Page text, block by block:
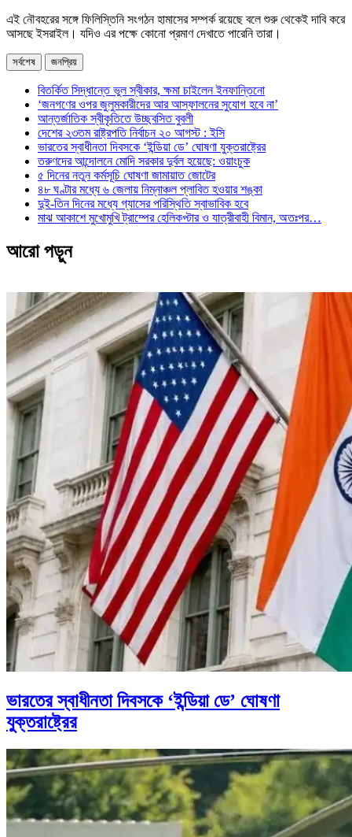
এই নৌবহরের সঙ্গে ফিলিস্তিনি সংগঠন হামাসের সম্পর্ক রয়েছে বলে শুরু থেকেই দাবি করে
আসছে ইসরাইল। যদিও এর পক্ষে কোনো প্রমাণ দেখাতে পারেনি তারা।
সর্বশেষ জনপ্রিয়
বিতর্কিত সিদ্ধান্তে ভুল স্বীকার, ক্ষমা চাইলেন ইনফান্তিনো
‘জনগণের ওপর জুলুমকারীদের আর আস্ফালনের সুযোগ হবে না’
আন্তর্জাতিক স্বীকৃতিতে উচ্ছ্বসিত বুবলী
দেশের ২৩তম রাষ্ট্রপতি নির্বাচন ২০ আগস্ট : ইসি
ভারতের স্বাধীনতা দিবসকে ‘ইন্ডিয়া ডে’ ঘোষণা যুক্তরাষ্ট্রের
তরুণদের আন্দোলনে মোদি সরকার দুর্বল হয়েছে: ওয়াংচুক
৫ দিনের নতুন কর্মসূচি ঘোষণা জামায়াত জোটের
৪৮ ঘণ্টার মধ্যে ৬ জেলায় নিম্নাঞ্চল প্লাবিত হওয়ার শঙ্কা
দুই-তিন দিনের মধ্যে গ্যাসের পরিস্থিতি স্বাভাবিক হবে
মাঝ আকাশে মুখোমুখি ট্রাম্পের হেলিকপ্টার ও যাত্রীবাহী বিমান, অতঃপর…
আরো পড়ুন
ভারতের স্বাধীনতা দিবসকে ‘ইন্ডিয়া ডে’ ঘোষণা
যুক্তরাষ্ট্রের